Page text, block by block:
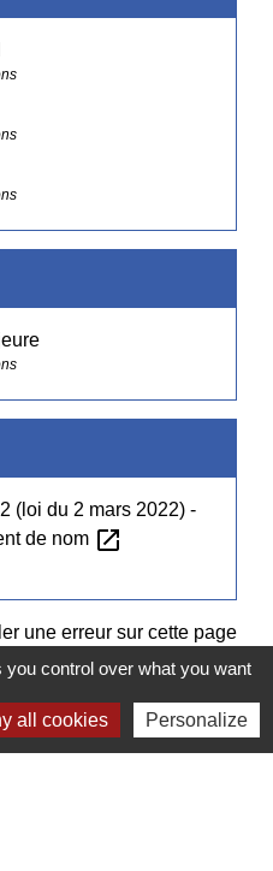
(loi du 2 mars 2022) -
de nom open_in_new
une erreur sur cette page
control over what you want
all cookies Personalize